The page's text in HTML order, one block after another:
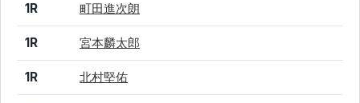
1R 町田進次朗
1R 宮本麟太郎
1R 北村堅佑